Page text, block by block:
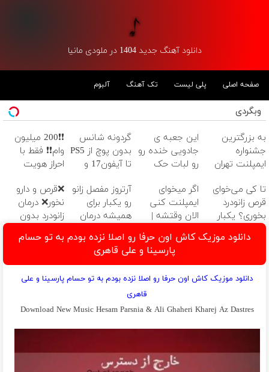
دانلود آهنگ جدید 1404 در ملودی مانیا
صفحه اصلی پلی لیست تک آهنگ آلبوم
وبگردی
به بزرگترین
جشنواره
ایمپلنت تهران
۲۵ میلیون !
این جعبه ی
جادویی خنده رو
رو لبات حک
خرید40%تخفیف
گردونه شانس
بدون پوچ از PS5
تا آیفون17 و
❗❗200 میلیون
وام❗❗ فقط با
احراز هویت
تا کی می‌خوای
قرص زانودرد
بخوری؟ یکبار
اصولی درمانش
اگر میخوای
ایمپلنت کنی
الان وقتشه |
میلیون تومان!!!
آرتروز مفصل زانو
رو یکبار برای
همیشه درمان
◗پرسش‌نامه◖
❌قرص‌ و دارو
نخور❌ درمان
زانودرد بدون
دانلود موزیک کاش اون حرفا رو اصلا نزده بودم به تو حسام
پارسینا و علی قاهری
دانلود موزیک کاش اون حرفا رو اصلا نزده بودم به تو حسام پارسینا و علی
قاهری
Download New Music Hesam Parsnia & Ali Ghaheri Kharej Az Dastres